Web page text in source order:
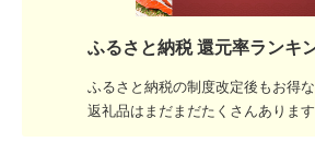
ふるさと納税 還元率ランキ
ふるさと納税の制度改定後もお得な
返礼品はまだまだたくさんあります